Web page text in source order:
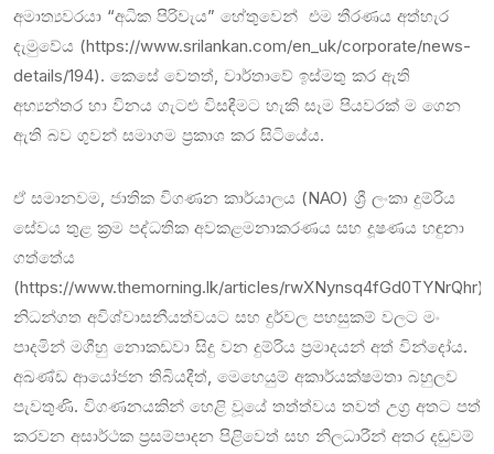
අමාත්‍යවරයා “අධික පිරිවැය” හේතුවෙන් එම තීරණය අත්හැර
දැමුවේය (https://www.srilankan.com/en_uk/corporate/news-
details/194). කෙසේ වෙතත්, වාර්තාවේ ඉස්මතු කර ඇති
අභ්‍යන්තර හා විනය ගැට‍ළු විසඳීමට හැකි සෑම පියවරක් ම ගෙන
ඇති බව ගුවන් සමාගම ප්‍රකාශ කර සිටියේය.
ඒ සමානවම, ජාතික විගණන කාර්යාලය (NAO) ශ්‍රී ලංකා දුම්රිය
සේවය තුළ ක්‍රම පද්ධතික අවකළමනාකරණය සහ දූෂණය හඳුනා
ගත්තේය
(https://www.themorning.lk/articles/rwXNynsq4fGd0TYNrQhr).
නිධන්ගත අවිශ්වාසනීයත්වයට සහ දුර්වල පහසුකම් වලට මං
පාදමින් මගීහු නොකඩවා සිදු වන දුම්රිය ප්‍රමාදයන් අත් වින්දෝය.
අඛණ්ඩ ආයෝජන තිබියදීත්, මෙහෙයුම් අකාර්යක්ෂමතා බහුලව
පැවතුණි. විගණනයකින් හෙළි වූයේ තත්ත්වය තවත් උග්‍ර අතට පත්
කරවන අසාර්ථක ප්‍රසම්පාදන පිළිවෙත් සහ නිලධාරීන් අතර දඬුවම්